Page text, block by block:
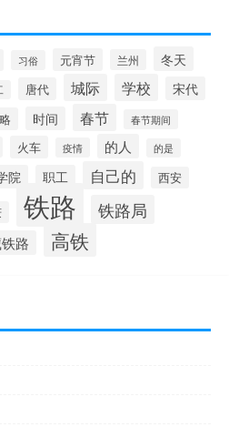
习俗 元宵节 兰州 冬天
唐代 城际 学校 宋代
时间 春节 春节期间
火车 疫情 的人 的是
院 职工 自己的 西安
铁路 铁路局
路 高铁